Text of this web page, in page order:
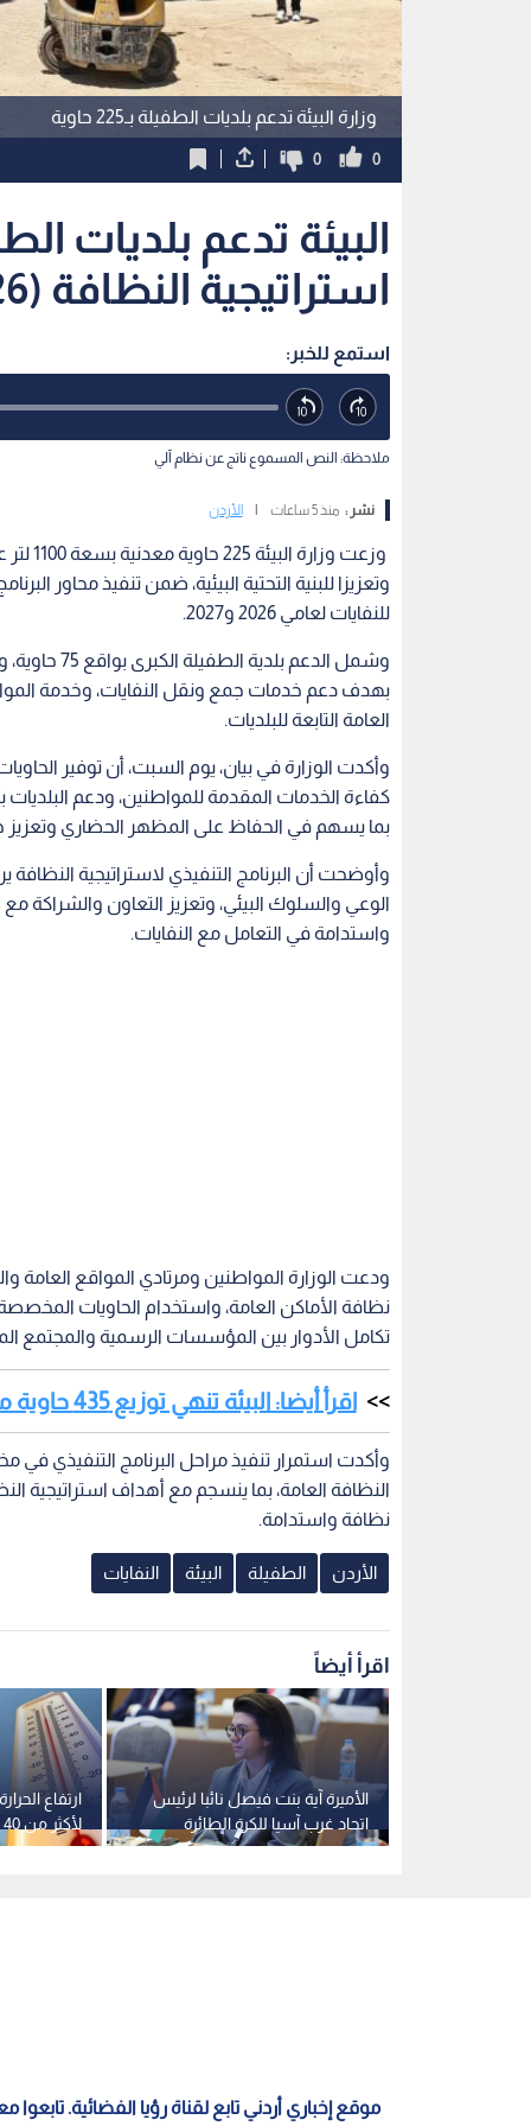
وزارة البيئة تدعم بلديات الطفيلة بـ225 حاوية
0
0
استراتيجية النظافة (2026-2027)
استمع للخبر:
ملاحظة: النص المسموع ناتج عن نظام آلي
نشر : منذ 5 ساعات الأردن
وزعت
وتعزيزا للبنية التحتية البيئية، ضمن تنفيذ محاور
للنفايات لعامي 2026 و2027.
بهدف دعم خدمات جمع ونقل النفايات، وخدمة
العامة التابعة للبلديات.
وأكدت الوزارة في بيان، يوم السبت، أن توفير
كفاءة الخدمات المقدمة للمواطنين، ودعم البلديات
بما يسهم في الحفاظ على المظهر الحضاري وتعزيز
وأوضحت أن البرنامج التنفيذي لاستراتيجية النظافة
الوعي والسلوك البيئي، وتعزيز التعاون والشراكة
واستدامة في التعامل مع النفايات.
ودعت الوزارة المواطنين ومرتادي المواقع العامة
نظافة الأماكن العامة، واستخدام الحاويات
تكامل الأدوار بين المؤسسات الرسمية والمجتمع
اقرأ أيضا: البيئة تنهي توزيع 435 حاوية معدنية في معان والعقبة والبترا
وأكدت استمرار تنفيذ مراحل البرنامج التنفيذي في
النظافة العامة، بما ينسجم مع أهداف استراتيجية
نظافة واستدامة.
الأردن الطفيلة البيئة النفايات
اقرأ أيضاً
ارتفاع
القادمة في
الأميرة آية بنت فيصل نائبا لرئيس
اتحاد غرب آسيا للكرة الطائرة
موقع إخباري أردني تابع لقناة رؤيا الفضائية.